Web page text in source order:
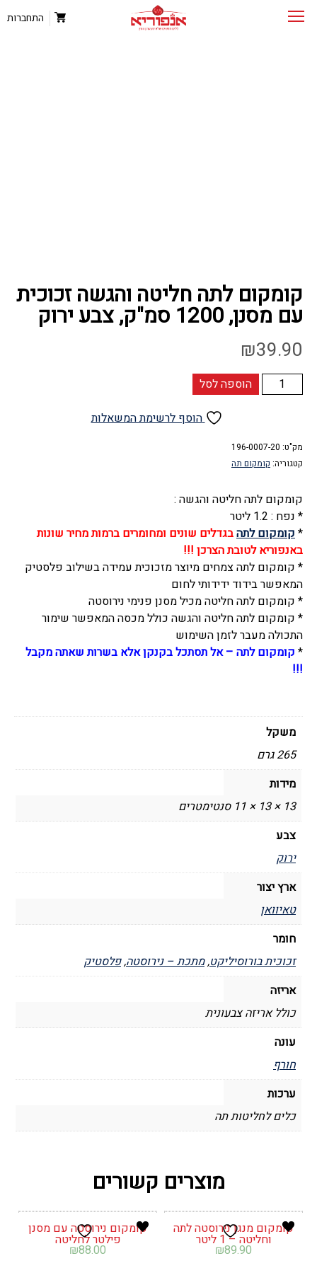
התחברות
קומקום לתה חליטה והגשה זכוכית
עם מסנן, 1200 סמ"ק, צבע ירוק
₪39.90
כמות
של
חליטה
והגשה
עם
מסנן,
1200
סמ"ק,
צבע
ירוק
הוספה לסל
הוסף לרשימת המשאלות
מק"ט: 196-0007-20
קטגוריה: קומקום תה
קומקום לתה חליטה והגשה :
* נפח : 1.2 ליטר
*קומקום לתהבגדלים שונים ומחומרים ברמות מחיר שונות
באנפוריא לטובת הצרכן !!!
* קומקום לתה צמחים מיוצר מזכוכית עמידה בשילוב פלסטיק
המאפשר בידוד ידידותי לחום
* קומקום לתה חליטה מכיל מסנן פנימי נירוסטה
* קומקום לתה חליטה והגשה כולל מכסה המאפשר שימור
התכולה מעבר לזמן השימוש
* קומקום לתה – אל תסתכל בקנקן אלא בשרות שאתה מקבל
!!!
משקל
265 גרם
מידות
13 × 13 × 11 סנטימטרים
צבע
ירוק
ארץ יצור
טאיוואן
חומר
זכוכית בורוסיליקט,מתכת – נירוסטה,פלסטיק
אריזה
כולל אריזה צבעונית
עונה
חורף
ערכות
כלים לחליטות תה
מוצרים קשורים
קומקום מנגן נירוסטה לתה
וחליטה – 1 ליטר
₪89.90
קומקום נירוסטה עם מסנן
פילטר לחליטה
₪88.00